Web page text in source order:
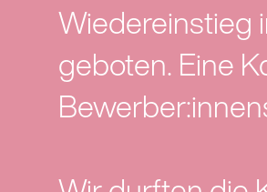
Wiedereinstieg
geboten. Eine